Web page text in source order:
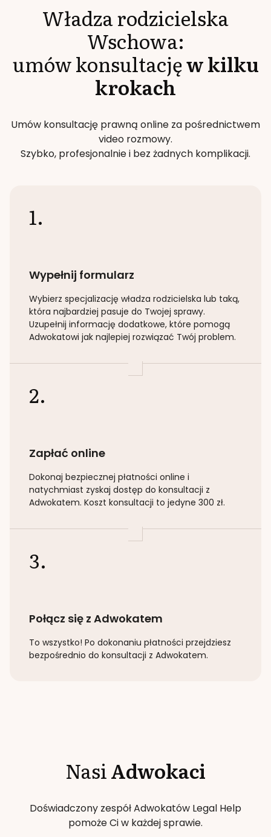
Władza rodzicielska
Wschowa:
umów konsultacjęw kilku
krokach
Umów konsultację prawną online za pośrednictwem
video rozmowy.
Szybko, profesjonalnie i bez żadnych komplikacji.
1.
Wypełnij formularz
Wybierz specjalizację władza rodzicielska lub taką,
która najbardziej pasuje do Twojej sprawy.
Uzupełnij informację dodatkowe, które pomogą
Adwokatowi jak najlepiej rozwiązać Twój problem.
2.
Zapłać online
Dokonaj bezpiecznej płatności online i
natychmiast zyskaj dostęp do konsultacji z
Adwokatem. Koszt konsultacji to jedyne 300 zł.
3.
Połącz się z Adwokatem
To wszystko! Po dokonaniu płatności przejdziesz
bezpośrednio do konsultacji z Adwokatem.
NasiAdwokaci
Doświadczony zespół Adwokatów Legal Help
pomoże Ci w każdej sprawie.